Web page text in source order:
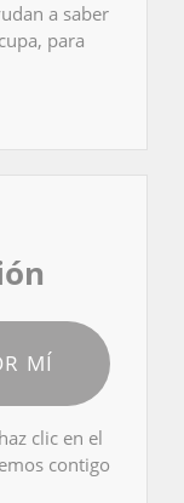
a saber
para
MÍ
clic en el
contigo